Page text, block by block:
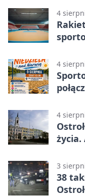
4
4
4
3
38